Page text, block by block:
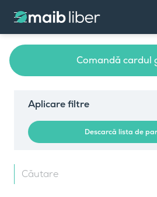
Contact
Devino partener
Comandă cardul
Aplicare filtre
Descarcă lista de